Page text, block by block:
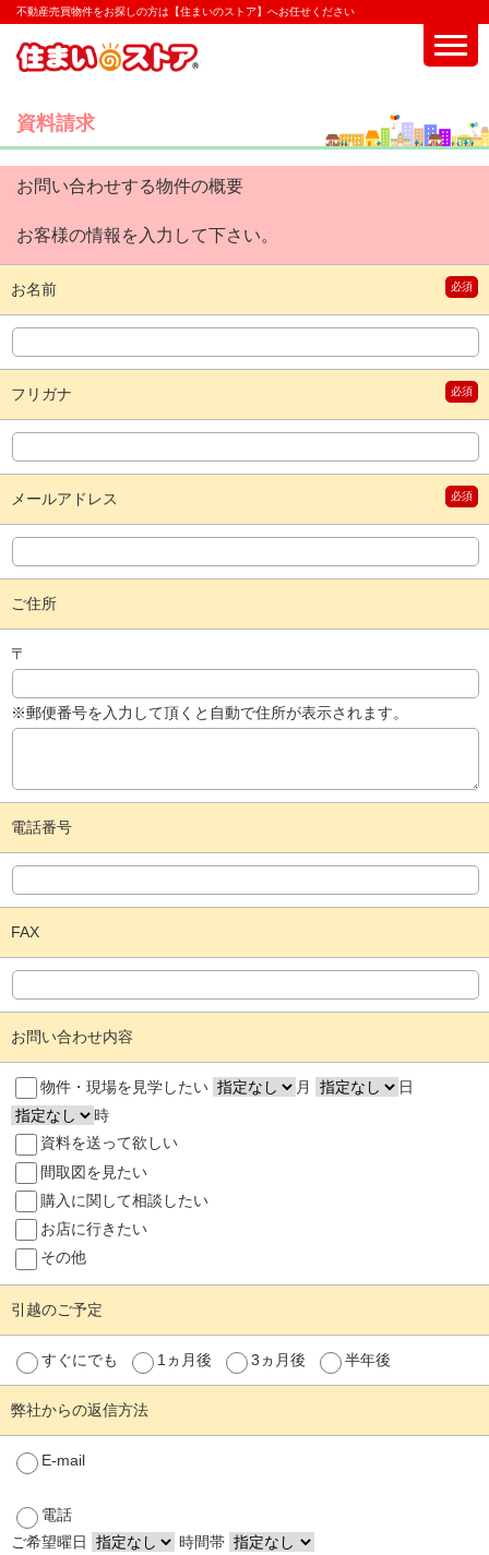
不動産売買物件をお探しの方は【住まいのストア】へお任せください
資料請求
お問い合わせする物件の概要
お客様の情報を入力して下さい。
必須
お名前
必須
フリガナ
必須
メールアドレス
ご住所
〒
※郵便番号を入力して頂くと自動で住所が表示されます。
電話番号
FAX
お問い合わせ内容
物件・現場を見学したい 月
日
時
資料を送って欲しい
間取図を見たい
購入に関して相談したい
お店に行きたい
その他
引越のご予定
すぐにでも 1ヵ月後 3ヵ月後 半年後
弊社からの返信方法
E-mail
電話
ご希望曜日
時間帯